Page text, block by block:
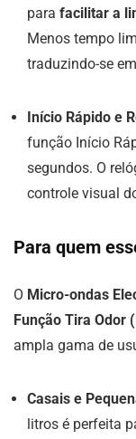
para facilitar a
Menos tempo
traduzindo-se
Início Rápido e
função Início
segundos. O
controle visual
Para quem
O Micro-ondas
Função Tira Odor
ampla gama de
Casais e
litros é perfeita